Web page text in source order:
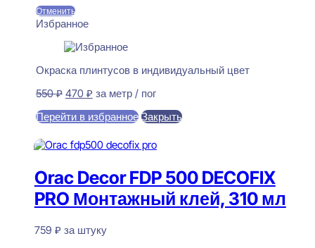
Отменить
Избранное
Окраска плинтусов в индивидуальный цвет
550₽ Первоначальная
составляла
470 ₽Текущая
470 ₽.
за метр / пог
Перейти в избранное Закрыть
Orac Decor FDP 500 DECOFIX
PRO Монтажный клей, 310 мл
759 ₽ за штуку